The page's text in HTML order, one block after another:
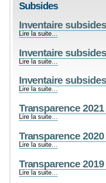
Subsides
Inventaire
Inventaire
2024
-
Lire la suite…
Inventaire
Inventaire
2023
-
Lire la suite…
Inventaire
Inventaire
2022
-
Lire la suite…
Transparence
Transparence
Subsides
CPAS
Lire la suite…
Transparence
Transparence
Subsides
CPAS
Lire la suite…
Transparence
Transparence
Lire la suite…